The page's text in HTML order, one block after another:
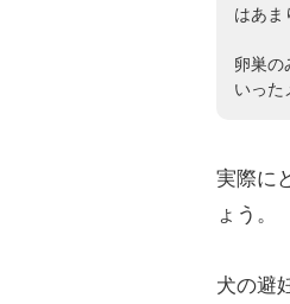
はあま
卵巣の
いった
実際に
ょう。
犬の避